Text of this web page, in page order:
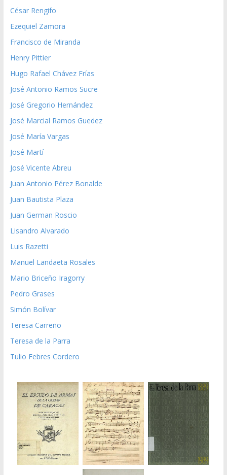
César Rengifo
Ezequiel Zamora
Francisco de Miranda
Henry Pittier
Hugo Rafael Chávez Frías
José Antonio Ramos Sucre
José Gregorio Hernández
José Marcial Ramos Guedez
José María Vargas
José Martí
José Vicente Abreu
Juan Antonio Pérez Bonalde
Juan Bautista Plaza
Juan German Roscio
Lisandro Alvarado
Luis Razetti
Manuel Landaeta Rosales
Mario Briceño Iragorry
Pedro Grases
Simón Bolívar
Teresa Carreño
Teresa de la Parra
Tulio Febres Cordero